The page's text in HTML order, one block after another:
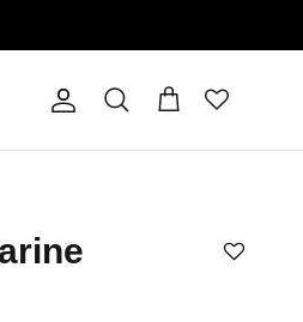
CompteRecherchePanier